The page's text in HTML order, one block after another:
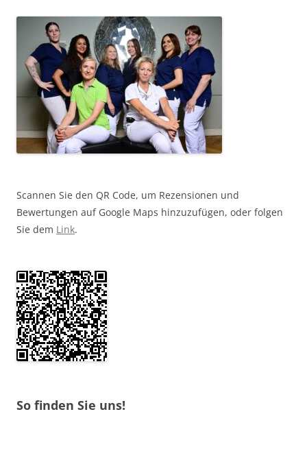
Scannen Sie den QR Code, um Rezensionen und
Bewertungen auf Google Maps hinzuzufügen, oder folgen
Sie dem Link.
So finden Sie uns!